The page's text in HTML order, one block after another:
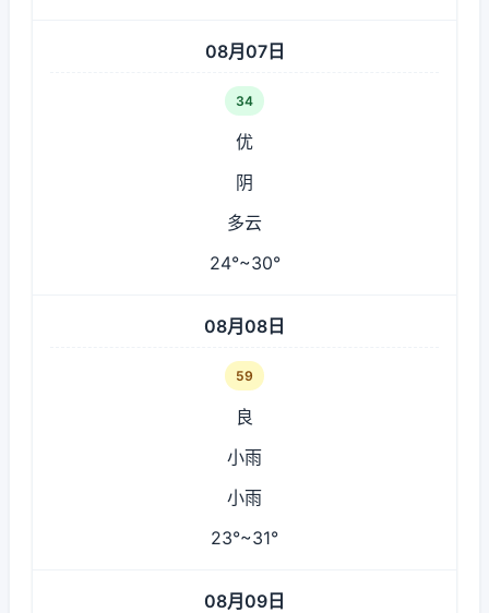
08月07日
34
优
阴
多云
24°~30°
08月08日
59
良
小雨
小雨
23°~31°
08月09日